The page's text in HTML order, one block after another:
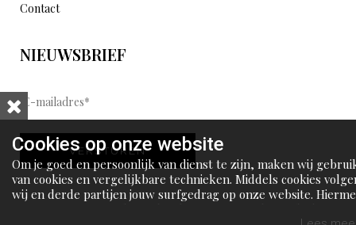
Contact
NIEUWSBRIEF
E
-
m
a
i
l
VERSTUREN
Cookies op onze website
Om je goed en persoonlijk van dienst te zijn, maken wij
van cookies en vergelijkbare technieken. Middels cookies
wij en derde partijen jouw surfgedrag op onze website.